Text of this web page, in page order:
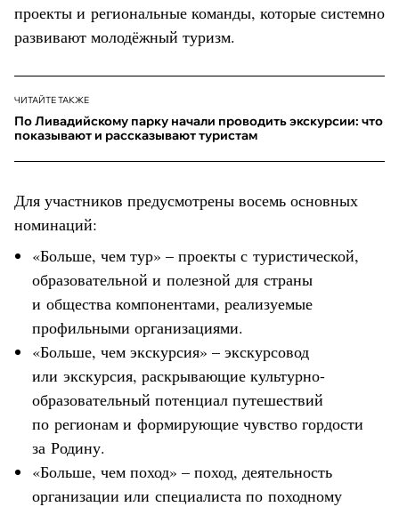
проекты и региональные команды, которые системно
развивают молодёжный туризм.
ЧИТАЙТЕ ТАКЖЕ
По Ливадийскому парку начали проводить экскурсии: что
показывают и рассказывают туристам
Для участников предусмотрены восемь основных
номинаций:
«Больше, чем тур» – проекты с туристической,
образовательной и полезной для страны
и общества компонентами, реализуемые
профильными организациями.
«Больше, чем экскурсия» – экскурсовод
или экскурсия, раскрывающие культурно-
образовательный потенциал путешествий
по регионам и формирующие чувство гордости
за Родину.
«Больше, чем поход» – поход, деятельность
организации или специалиста по походному